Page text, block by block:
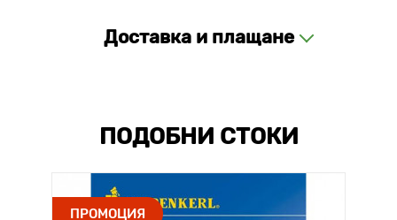
Доставка и плащане
ПОДОБНИ СТОКИ
ПРОМОЦИЯ